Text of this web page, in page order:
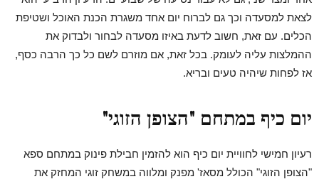
לצאת למסעדה וכך גם לברוח יום אחד משגרת הכנת האוכל ושטיפת
הכלים. עם זאת, חשוב לדעת באיזו מסעדה לבחור ולבדוק את
ההמלצות עליה לעומק. בכל זאת, אם מוזרם לשם כל כך הרבה כסף,
אז לפחות שיהיה טעים ובריא.
יום כיף במתחם "הצופן הזוגי"
רעיון חמישי לחוויית יום כיף הוא להזמין חבילת פינוק במתחם ספא
"הצופן הזוגי" הכולל מסאז' מפנק ומלווה במשחק זוגי המחזק את